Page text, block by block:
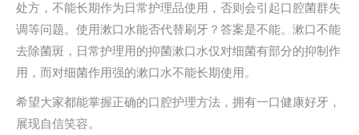
处方，不能长期作为日常护理品使用，否则会引起口腔菌群失
调等问题。使用漱口水能否代替刷牙？答案是不能。漱口不能
去除菌斑，日常护理用的抑菌漱口水仅对细菌有部分的抑制作
用，而对细菌作用强的漱口水不能长期使用。
希望大家都能掌握正确的口腔护理方法，拥有一口健康好牙，
展现自信笑容。